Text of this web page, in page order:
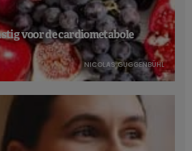
voor de cardiometabole
NICOLAS GUGGENBÜHL